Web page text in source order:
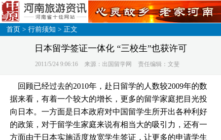
首页 >行前须知 > 正文
日本留学签证一体化 “三校生”也获许可
2011/5/24 9:06:16 来源：出国留学网 责任编辑：文斐
回顾已经过去的2010年，赴日留学的人数较2009年的数
据来看，有着一个较大的增长，更多的留学家庭把目光投
向日本。一方面是日本政府对中国留学生所开出各种利好
的政策，对于留学生家庭来说有相当大的吸引力，还有一
方面由于日本实施适度放宽学生签证，让更多的申请学生